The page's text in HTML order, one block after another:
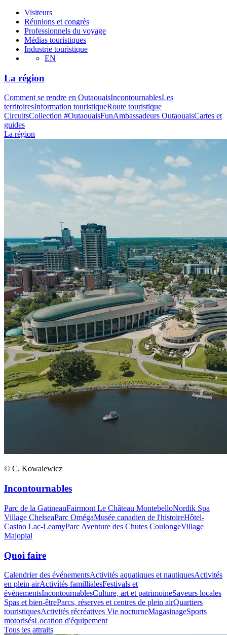
Visiteurs
Réunions et congrès
Professionnels du voyage
Médias touristiques
Industrie touristique
EN
La région
Comment se rendre en OutaouaisIncontournablesLes
territoiresInformation touristiqueRoute touristique
CircuitsCollection #OutaouaisFunAmbassadeurs OutaouaisCartes et
guides
La région
© C. Kowalewicz
Incontournables
Parc de la GatineauFairmont Le Château MontebelloNordik Spa
Village ChelseaParc OmégaMusée canadien de l'histoireHôtel-
Casino Lac-LeamyParc Aventure des Chutes CoulongeVillage
Majopial
Quoi faire
Calendrier des événementsActivités aquatiques et nautiquesActivités
en plein airActivités famillialesFestivals et
événementsIncontournablesCulture, art et patrimoineSaveurs locales
Spas et bien-êtreParcs, réserves et centres de plein airQuartiers
touristiquesActivités récréatives Vie nocturneMagasinageSports
motorisésLocation d'équipement
Tous les attraits